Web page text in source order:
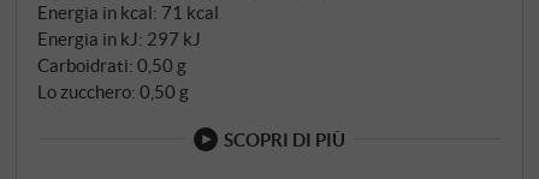
Energia in kcal: 71 kcal
Energia in kJ: 297 kJ
Carboidrati: 0,50 g
Lo zucchero: 0,50 g
SCOPRI DI PIÙ